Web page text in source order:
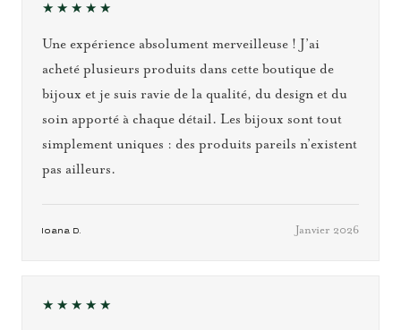
★★★★★
Une expérience absolument merveilleuse ! J’ai
acheté plusieurs produits dans cette boutique de
bijoux et je suis ravie de la qualité, du design et du
soin apporté à chaque détail. Les bijoux sont tout
simplement uniques : des produits pareils n’existent
pas ailleurs.
Ioana D. Janvier 2026
★★★★★